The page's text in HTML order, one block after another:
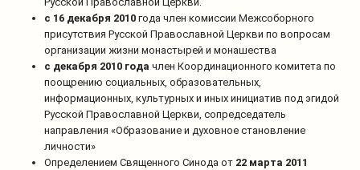
с 16 декабря 2010 года член комиссии Межсоборного
присутствия Русской Православной Церкви по вопросам
организации жизни монастырей и монашества
с декабря 2010 года член Координационного комитета по
поощрению социальных, образовательных,
информационных, культурных и иных инициатив под эгидой
Русской Православной Церкви, сопредседатель
направления «Образование и духовное становление
личности»
Определением Священного Синода от 22 марта 2011